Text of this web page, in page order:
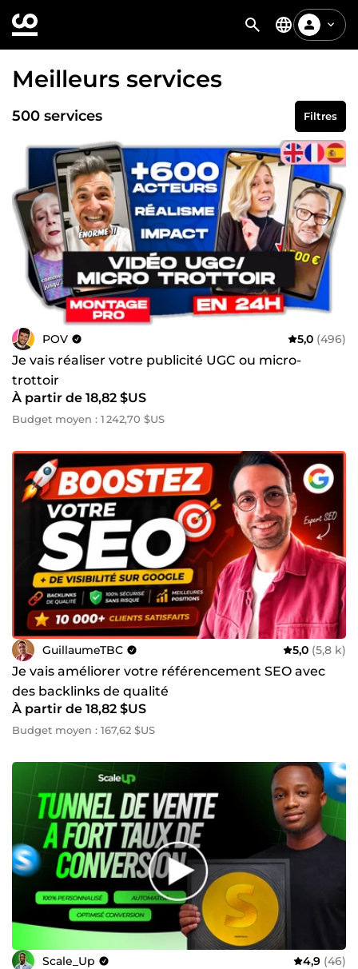
Meilleurs services
500 services Filtres
POV 5,0 (496)
Je vais réaliser votre publicité UGC ou micro-
trottoir
À partir de 18,82 $US
Budget moyen : 1 242,70 $US
GuillaumeTBC 5,0 (5,8 k)
Je vais améliorer votre référencement SEO avec
des backlinks de qualité
À partir de 18,82 $US
Budget moyen : 167,62 $US
Scale_Up 4,9 (46)